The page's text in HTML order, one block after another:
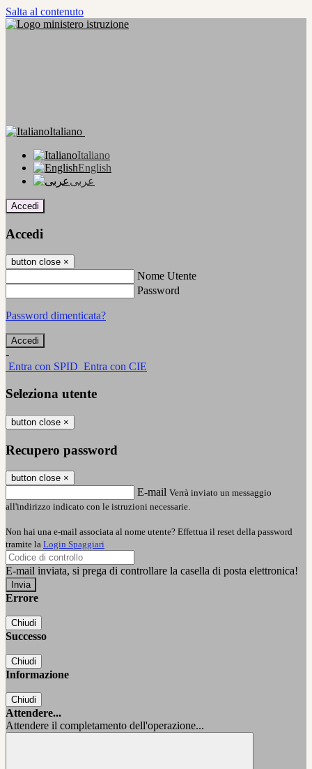
Salta al contenuto
Italiano
Italiano
English
عربى
Accedi
Accedi
button close ×
Nome Utente
Password
Password dimenticata?
-
Entra con SPID Entra con CIE
Seleziona utente
button close ×
Recupero password
button close ×
E-mail Verrà inviato un messaggio
all'indirizzo indicato con le istruzioni necessarie.
Non hai una e-mail associata al nome utente? Effettua il reset della password
tramite la Login Spaggiari
E-mail inviata, si prega di controllare la casella di posta elettronica!
Errore
Chiudi
Successo
Chiudi
Informazione
Chiudi
Attendere...
Attendere il completamento dell'operazione...